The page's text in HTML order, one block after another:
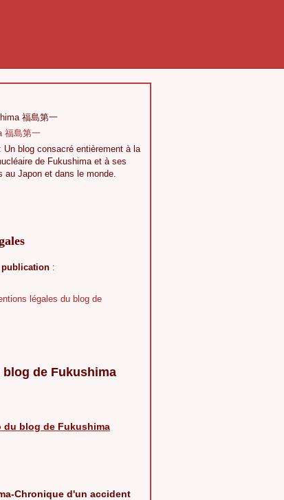
福島第一
: Un blog consacré entièrement à la
de Fukushima et à ses
au Japon et dans le monde.
publication :
légales du blog de
blog de Fukushima
du blog de Fukushima
Chronique d'un accident